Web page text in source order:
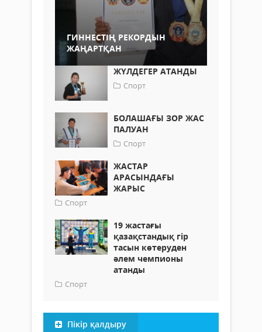
ГИННЕСТІҢ РЕКОРДЫН
ЖАҢАРТҚАН
ЖҮЛДЕГЕР АТАНДЫ
Спорт
БОЛАШАҒЫ ЗОР ЖАС
ПАЛУАН
Спорт
ЖАСТАР
АРАСЫНДАҒЫ
ЖАРЫС
Спорт
19 жастағы
қазақстандық гір
тасын көтеруден
әлем чемпионы
атанды
Спорт
Пікір қалдыру